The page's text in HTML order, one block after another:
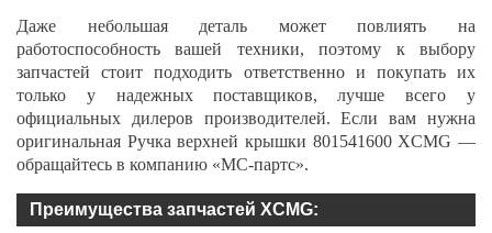
Даже небольшая деталь может повлиять на
работоспособность вашей техники, поэтому к выбору
запчастей стоит подходить ответственно и покупать их
только у надежных поставщиков, лучше всего у
официальных дилеров производителей. Если вам нужна
оригинальная Ручка верхней крышки 801541600XCMG —
обращайтесь в компанию «МС-партс».
Преимущества запчастей XCMG: